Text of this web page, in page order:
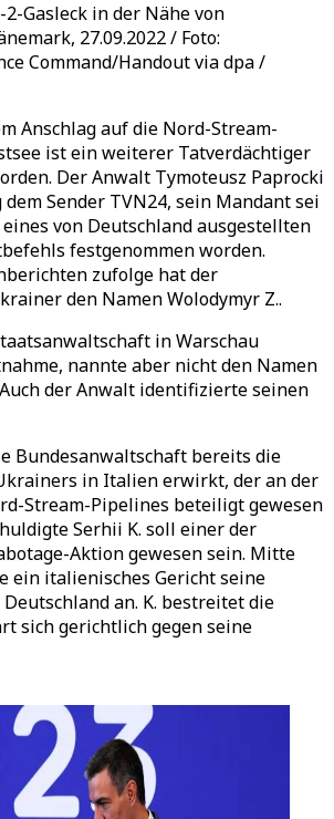
Gasleck in der Nähe von
27.09.2022 / Foto:
Command/Handout via dpa /
Anschlag auf die Nord-Stream-
ist ein weiterer Tatverdächtiger
Der Anwalt Tymoteusz Paprocki
Sender TVN24, sein Mandant sei
von Deutschland ausgestellten
festgenommen worden.
zufolge hat der
den Namen Wolodymyr Z..
in Warschau
nannte aber nicht den Namen
der Anwalt identifizierte seinen
Bundesanwaltschaft bereits die
in Italien erwirkt, der an der
Stream-Pipelines beteiligt gewesen
Serhii K. soll einer der
Aktion gewesen sein. Mitte
ein italienisches Gericht seine
an. K. bestreitet die
sich gerichtlich gegen seine